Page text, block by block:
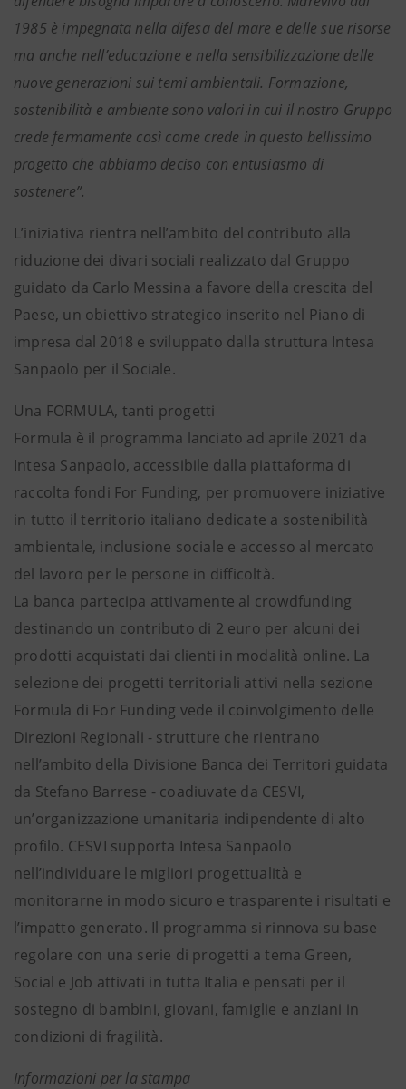
1985 è impegnata nella difesa del mare e delle sue risorse
ma anche nell’educazione e nella sensibilizzazione delle
nuove generazioni sui temi ambientali. Formazione,
sostenibilità e ambiente sono valori in cui il nostro Gruppo
crede fermamente così come crede in questo bellissimo
progetto che abbiamo deciso con entusiasmo di
sostenere”.
L’iniziativa rientra nell’ambito del contributo alla
riduzione dei divari sociali realizzato dal Gruppo
guidato da Carlo Messina a favore della crescita del
Paese, un obiettivo strategico inserito nel Piano di
impresa dal 2018 e sviluppato dalla struttura Intesa
Sanpaolo per il Sociale.
Una FORMULA, tanti progetti
Formula è il programma lanciato ad aprile 2021 da
Intesa Sanpaolo, accessibile dalla piattaforma di
raccolta fondi For Funding, per promuovere iniziative
in tutto il territorio italiano dedicate a sostenibilità
ambientale, inclusione sociale e accesso al mercato
del lavoro per le persone in difficoltà.
La banca partecipa attivamente al crowdfunding
destinando un contributo di 2 euro per alcuni dei
prodotti acquistati dai clienti in modalità online. La
selezione dei progetti territoriali attivi nella sezione
Formula di For Funding vede il coinvolgimento delle
Direzioni Regionali - strutture che rientrano
nell’ambito della Divisione Banca dei Territori guidata
da Stefano Barrese - coadiuvate da CESVI,
un’organizzazione umanitaria indipendente di alto
profilo. CESVI supporta Intesa Sanpaolo
nell’individuare le migliori progettualità e
monitorarne in modo sicuro e trasparente i risultati e
l’impatto generato. Il programma si rinnova su base
regolare con una serie di progetti a tema Green,
Social e Job attivati in tutta Italia e pensati per il
sostegno di bambini, giovani, famiglie e anziani in
condizioni di fragilità.
Informazioni per la stampa